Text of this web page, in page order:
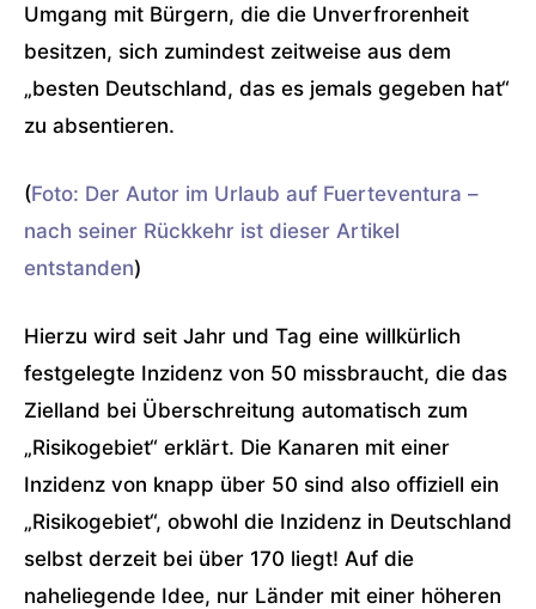
Umgang mit Bürgern, die die Unverfrorenheit
besitzen, sich zumindest zeitweise aus dem
„besten Deutschland, das es jemals gegeben hat“
zu absentieren.
(Foto: Der Autor im Urlaub auf Fuerteventura –
nach seiner Rückkehr ist dieser Artikel
entstanden)
Hierzu wird seit Jahr und Tag eine willkürlich
festgelegte Inzidenz von 50 missbraucht, die das
Zielland bei Überschreitung automatisch zum
„Risikogebiet“ erklärt. Die Kanaren mit einer
Inzidenz von knapp über 50 sind also offiziell ein
„Risikogebiet“, obwohl die Inzidenz in Deutschland
selbst derzeit bei über 170 liegt! Auf die
naheliegende Idee, nur Länder mit einer höheren